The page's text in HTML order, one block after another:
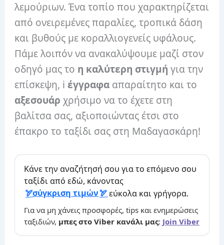
λεμούριων. Ένα τοπίο που χαρακτηρίζεται
από ονειρεμένες παραλίες, τροπικά δάση
και βυθούς με κοραλλιογενείς υφάλους.
Πάμε λοιπόν να ανακαλύψουμε μαζί στον
οδηγό μας το η καλύτερη στιγμή για την
επίσκεψη, iέγγραφα απαραίτητο και το
αξεσουάρ χρήσιμο να το έχετε στη
βαλίτσα σας, αξιοποιώντας έτσι στο
έπακρο το ταξίδι σας στη Μαδαγασκάρη!
Κάνε την αναζήτησή σου για το επόμενο σου
ταξίδι από εδώ, κάνοντας
σύγκριση τιμών
εύκολα και γρήγορα.
Για να μη χάνεις προσφορές, tips και ενημερώσεις
ταξιδιών, μπες στο Viber κανάλι μας: Join Viber